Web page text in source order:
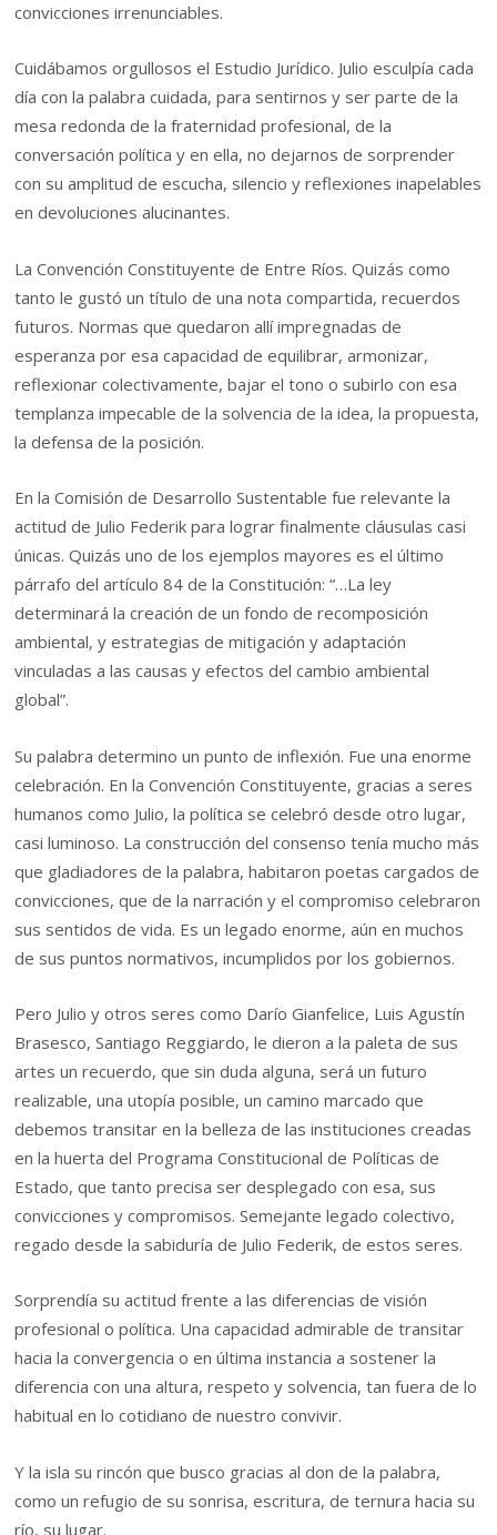
convicciones irrenunciables.
Cuidábamos orgullosos el Estudio Jurídico. Julio esculpía cada
día con la palabra cuidada, para sentirnos y ser parte de la
mesa redonda de la fraternidad profesional, de la
conversación política y en ella, no dejarnos de sorprender
con su amplitud de escucha, silencio y reflexiones inapelables
en devoluciones alucinantes.
La Convención Constituyente de Entre Ríos. Quizás como
tanto le gustó un título de una nota compartida, recuerdos
futuros. Normas que quedaron allí impregnadas de
esperanza por esa capacidad de equilibrar, armonizar,
reflexionar colectivamente, bajar el tono o subirlo con esa
templanza impecable de la solvencia de la idea, la propuesta,
la defensa de la posición.
En la Comisión de Desarrollo Sustentable fue relevante la
actitud de Julio Federik para lograr finalmente cláusulas casi
únicas. Quizás uno de los ejemplos mayores es el último
párrafo del artículo 84 de la Constitución: “…La ley
determinará la creación de un fondo de recomposición
ambiental, y estrategias de mitigación y adaptación
vinculadas a las causas y efectos del cambio ambiental
global”.
Su palabra determino un punto de inflexión. Fue una enorme
celebración. En la Convención Constituyente, gracias a seres
humanos como Julio, la política se celebró desde otro lugar,
casi luminoso. La construcción del consenso tenía mucho más
que gladiadores de la palabra, habitaron poetas cargados de
convicciones, que de la narración y el compromiso celebraron
sus sentidos de vida. Es un legado enorme, aún en muchos
de sus puntos normativos, incumplidos por los gobiernos.
Pero Julio y otros seres como Darío Gianfelice, Luis Agustín
Brasesco, Santiago Reggiardo, le dieron a la paleta de sus
artes un recuerdo, que sin duda alguna, será un futuro
realizable, una utopía posible, un camino marcado que
debemos transitar en la belleza de las instituciones creadas
en la huerta del Programa Constitucional de Políticas de
Estado, que tanto precisa ser desplegado con esa, sus
convicciones y compromisos. Semejante legado colectivo,
regado desde la sabiduría de Julio Federik, de estos seres.
Sorprendía su actitud frente a las diferencias de visión
profesional o política. Una capacidad admirable de transitar
hacia la convergencia o en última instancia a sostener la
diferencia con una altura, respeto y solvencia, tan fuera de lo
habitual en lo cotidiano de nuestro convivir.
Y la isla su rincón que busco gracias al don de la palabra,
como un refugio de su sonrisa, escritura, de ternura hacia su
río, su lugar.